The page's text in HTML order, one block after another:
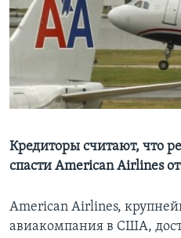
Learning English
СОЦИАЛЬНЫЕ СЕТИ
Языки
Кредиторы считают, что
спасти American Airlines
American Airlines,
авиакомпания в США,